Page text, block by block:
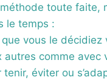
méthode toute
le temps :
vous le décidiez
autres comme avec
éviter ou